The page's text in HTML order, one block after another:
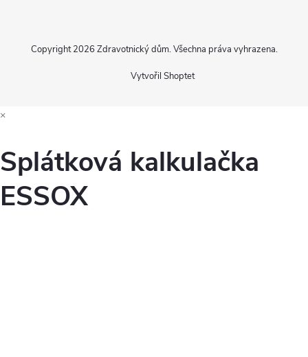
Vytvořil Shoptet
Copyright 2026 Zdravotnický dům. Všechna práva vyhrazena.
×
Splátková kalkulačka
ESSOX